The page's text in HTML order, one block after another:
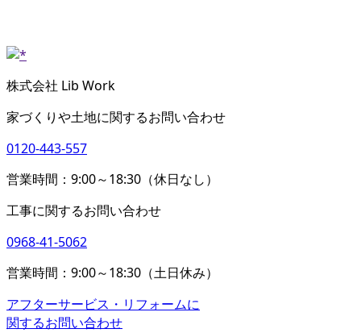
株式会社 Lib Work
家づくりや土地に関するお問い合わせ
0120-443-557
営業時間：9:00～18:30（休日なし）
工事に関するお問い合わせ
0968-41-5062
営業時間：9:00～18:30（土日休み）
アフターサービス・リフォームに
関するお問い合わせ